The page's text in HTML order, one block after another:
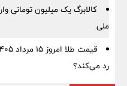
کالابرگ یک میلیون تومانی
ملی
رد می‌کند؟